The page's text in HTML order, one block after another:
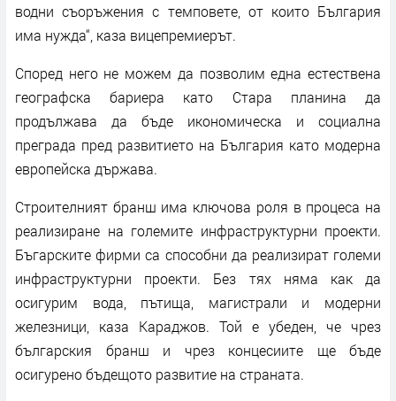
водни съоръжения с темповете, от които България
има нужда“, каза вицепремиерът.
Според него не можем да позволим една естествена
географска бариера като Стара планина да
продължава да бъде икономическа и социална
преграда пред развитието на България като модерна
европейска държава.
Строителният бранш има ключова роля в процеса на
реализиране на големите инфраструктурни проекти.
Бъгарските фирми са способни да реализират големи
инфраструктурни проекти. Без тях няма как да
осигурим вода, пътища, магистрали и модерни
железници, каза Караджов. Той е убеден, че чрез
българския бранш и чрез концесиите ще бъде
осигурено бъдещото развитие на страната.